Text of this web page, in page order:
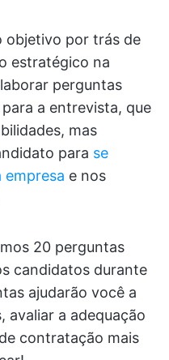
objetivo por trás de
estratégico na
perguntas
a entrevista, que
mas
para se
empresa e nos
20 perguntas
candidatos durante
ajudarão você a
avaliar a adequação
contratação mais